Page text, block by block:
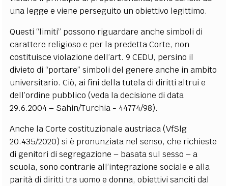
una legge e viene perseguito un obiettivo legittimo.
Questi “limiti” possono riguardare anche simboli di
carattere religioso e per la predetta Corte, non
costituisce violazione dell’art. 9 CEDU, persino il
divieto di “portare” simboli del genere anche in ambito
universitario. Ciò, ai fini della tutela di diritti altrui e
dell’ordine pubblico (veda la decisione di data
29.6.2004 – Sahin/Turchia - 44774/98).
Anche la Corte costituzionale austriaca (VfSlg
20.435/2020) si è pronunziata nel senso, che richieste
di genitori di segregazione – basata sul sesso – a
scuola, sono contrarie all’integrazione sociale e alla
parità di diritti tra uomo e donna, obiettivi sanciti dal